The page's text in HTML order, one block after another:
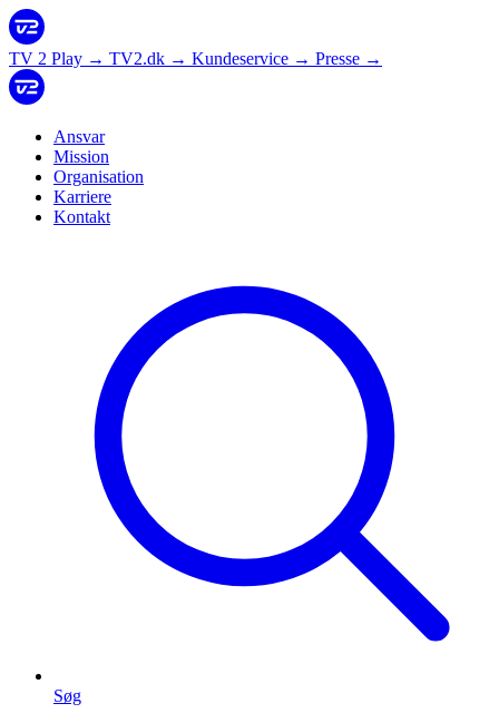
TV 2 Play → TV2.dk → Kundeservice → Presse →
Ansvar
Mission
Organisation
Karriere
Kontakt
Søg